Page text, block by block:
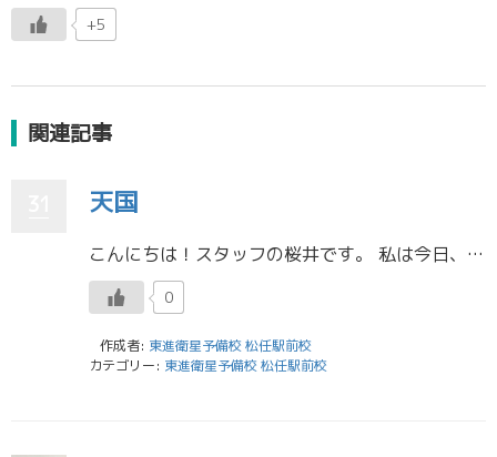
+5
関連記事
天国
こんにちは！スタッフの桜井です。 私は今日、ついに免許を取りました！！！！！！！！！！！ 春くらいに入校したのにサボりにサボって昨日やっと卒業したんですが、勢いに乗って免許センターでも合格してきました。もう車校のことを考 […]
0
作成者: 東進衛星予備校 松任駅前校
カテゴリー: 東進衛星予備校 松任駅前校